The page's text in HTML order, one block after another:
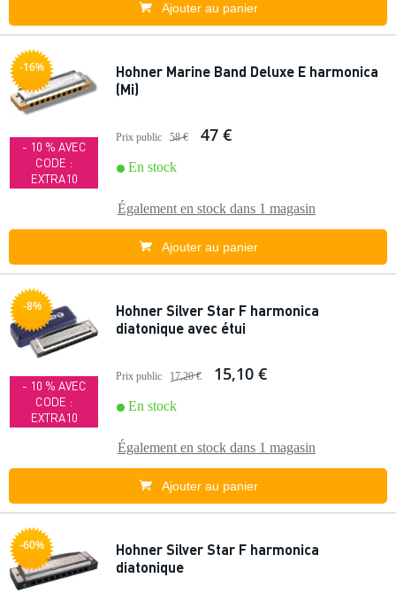
Ajouter au panier
-16%
- 10 % AVEC
CODE :
EXTRA10
Hohner Marine Band Deluxe E harmonica
(Mi)
Prix public 58 € 47 €
En stock
Également en stock dans 1 magasin
Ajouter au panier
-8%
- 10 % AVEC
CODE :
EXTRA10
Hohner Silver Star F harmonica
diatonique avec étui
Prix public 17,20 € 15,10 €
En stock
Également en stock dans 1 magasin
Ajouter au panier
-60%
Hohner Silver Star F harmonica
diatonique